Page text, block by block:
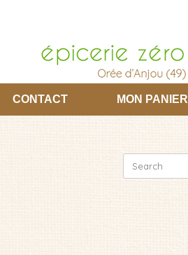
CONTACT MON PANIER
for: